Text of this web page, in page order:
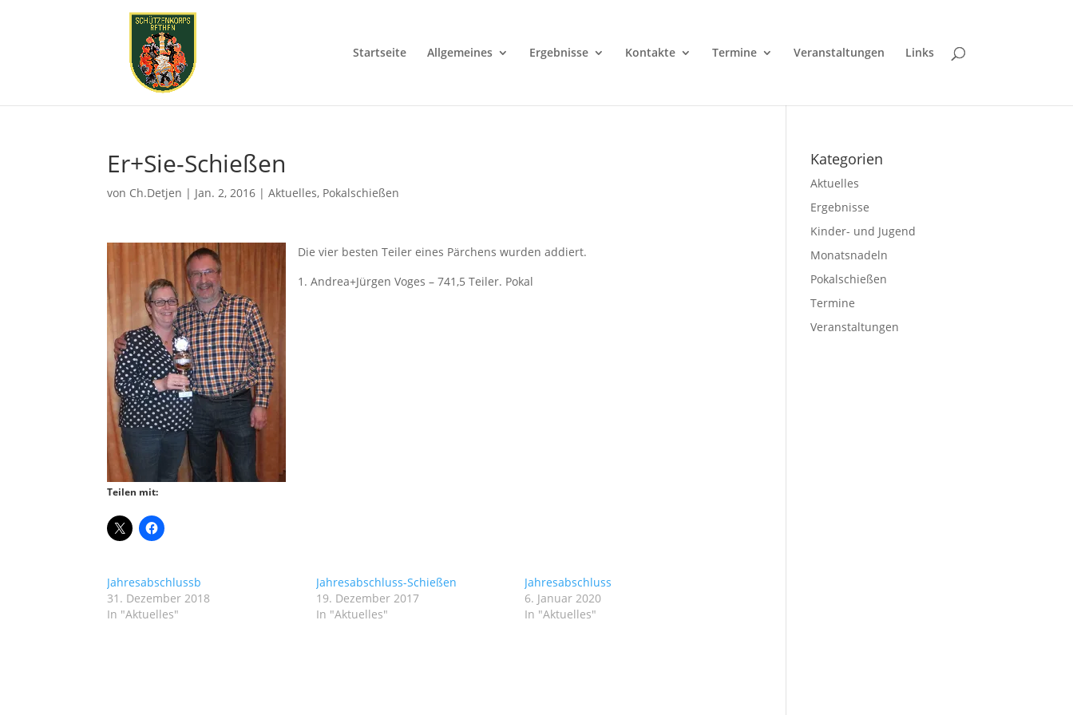
Startseite Allgemeines Ergebnisse Kontakte Termine Veranstaltungen Links
Er+Sie-Schießen
von Ch.Detjen | Jan. 2, 2016 |Aktuelles, Pokalschießen
Die vier besten Teiler eines Pärchens wurden addiert.
1. Andrea+Jürgen Voges – 741,5 Teiler. Pokal
Teilen mit:
Jahresabschlussb
31. Dezember 2018
In "Aktuelles"
Jahresabschluss-Schießen
19. Dezember 2017
In "Aktuelles"
Jahresabschluss
6. Januar 2020
In "Aktuelles"
Kategorien
Aktuelles
Ergebnisse
Kinder- und Jugend
Monatsnadeln
Pokalschießen
Termine
Veranstaltungen